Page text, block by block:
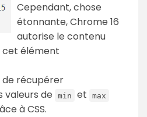
Cependant, chose
étonnante, Chrome 16
autorise le contenu
cet élément
de récupérer
valeurs de
min et max
à CSS.